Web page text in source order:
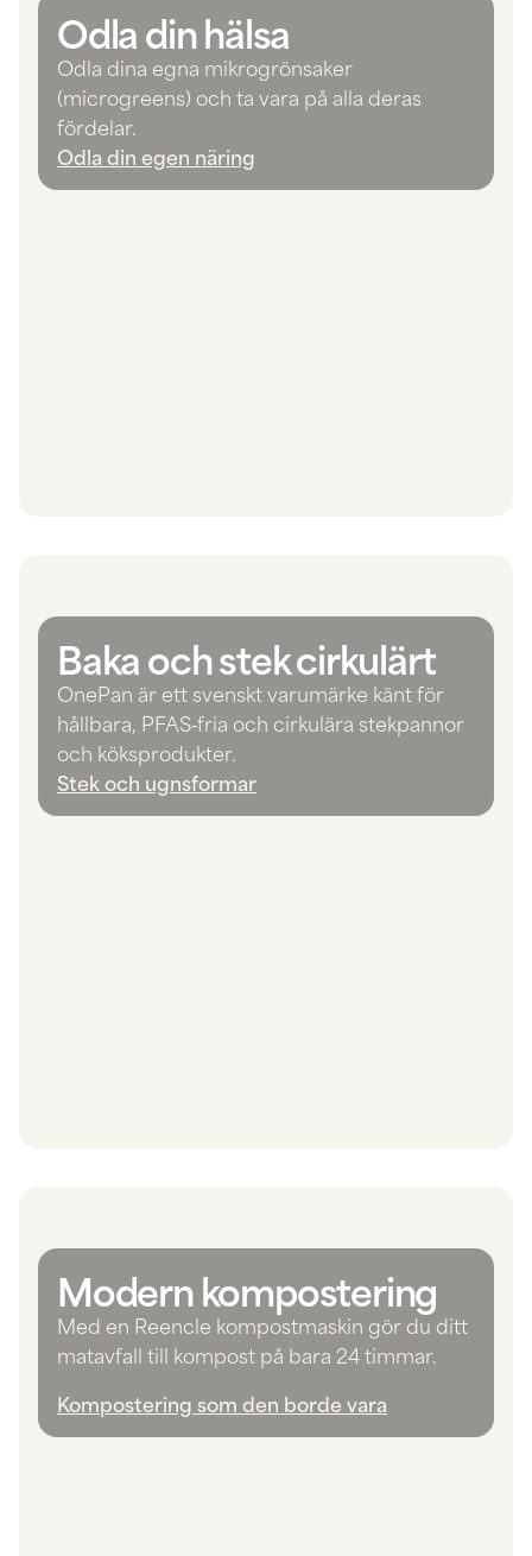
Odla din hälsa
Odla dina egna mikrogrönsaker
(microgreens) och ta vara på alla deras
fördelar.
Odla din egen näring
Baka och stek cirkulärt
OnePan är ett svenskt varumärke känt för
hållbara, PFAS‑fria och cirkulära stekpannor
och köksprodukter.
Stek och ugnsformar
Modern kompostering
Med en Reencle kompostmaskin gör du ditt
matavfall till kompost på bara 24 timmar.
Kompostering som den borde vara